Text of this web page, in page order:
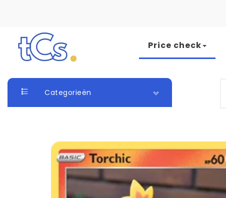
Skip to content
Price check
Categorieën